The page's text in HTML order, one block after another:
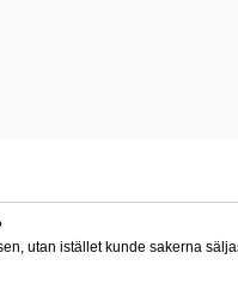
utan istället kunde sakerna